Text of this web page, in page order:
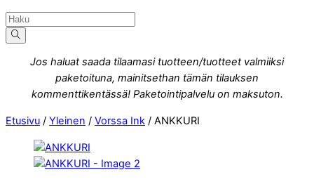
Jos haluat saada tilaamasi tuotteen/tuotteet valmiiksi
paketoituna, mainitsethan tämän tilauksen
kommenttikentässä! Paketointipalvelu on maksuton.
Etusivu / Yleinen / Vorssa Ink / ANKKURI